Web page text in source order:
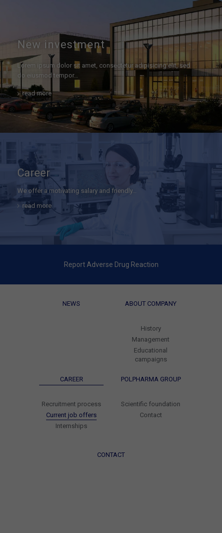
New investment
Lorem ipsum dolor sit amet, consectetur adipisicing elit, sed
do eiusmod tempor…
read more
Career
We offer a motivating salary and friendly…
read more
Report Adverse Drug Reaction
NEWS ABOUT COMPANY
History
Management
Educational
campaigns
CAREER
Recruitment process
Current job offers
Internships
POLPHARMA GROUP
Scientific foundation
Contact
CONTACT